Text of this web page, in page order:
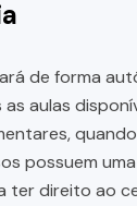
de forma
aulas
possuem
ter direito ao